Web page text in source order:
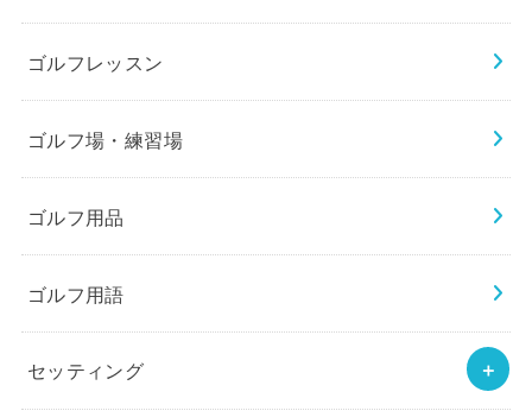
ゴルフレッスン
ゴルフ場・練習場
ゴルフ用品
ゴルフ用語
セッティング